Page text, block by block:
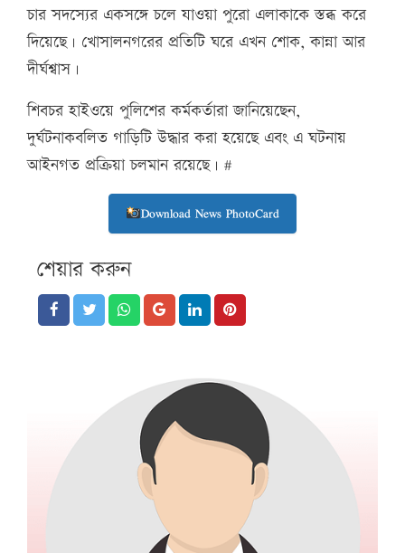
চার সদস্যের একসঙ্গে চলে যাওয়া পুরো এলাকাকে স্তব্ধ করে
দিয়েছে। খোসালনগরের প্রতিটি ঘরে এখন শোক, কান্না আর
দীর্ঘশ্বাস।
শিবচর হাইওয়ে পুলিশের কর্মকর্তারা জানিয়েছেন,
দুর্ঘটনাকবলিত গাড়িটি উদ্ধার করা হয়েছে এবং এ ঘটনায়
আইনগত প্রক্রিয়া চলমান রয়েছে। #
Download News PhotoCard
শেয়ার করুন